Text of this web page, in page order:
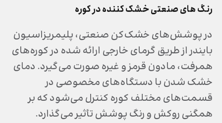
رنگ های صنعتی خشک کننده در کوره
در پوشش‌های خشک‌کن صنعتی، پلیمریزاسیون
بایندر از طریق گرمای خارجی ارائه شده در کوره‌های
همرفت، مادون قرمز و غیره صورت می‌گیرد. دمای
خشک شدن با دستگاه‌های مخصوصی در
قسمت‌های مختلف کوره کنترل می‌شود که بر
همگنی روکش و رنگ پوشش تأثیر می‌گذارد.